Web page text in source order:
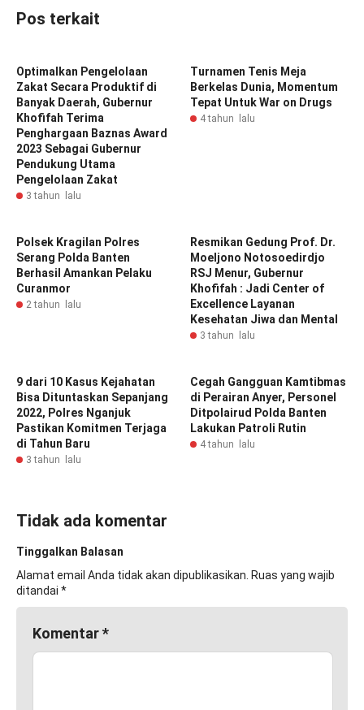
Pos terkait
Optimalkan Pengelolaan
Zakat Secara Produktif di
Banyak Daerah, Gubernur
Khofifah Terima
Penghargaan Baznas Award
2023 Sebagai Gubernur
Pendukung Utama
Pengelolaan Zakat
3 tahun lalu
Turnamen Tenis Meja
Berkelas Dunia, Momentum
Tepat Untuk War on Drugs
4 tahun lalu
Polsek Kragilan Polres
Serang Polda Banten
Berhasil Amankan Pelaku
Curanmor
2 tahun lalu
Resmikan Gedung Prof. Dr.
Moeljono Notosoedirdjo
RSJ Menur, Gubernur
Khofifah : Jadi Center of
Excellence Layanan
Kesehatan Jiwa dan Mental
3 tahun lalu
9 dari 10 Kasus Kejahatan
Bisa Dituntaskan Sepanjang
2022, Polres Nganjuk
Pastikan Komitmen Terjaga
di Tahun Baru
3 tahun lalu
Cegah Gangguan Kamtibmas
di Perairan Anyer, Personel
Ditpolairud Polda Banten
Lakukan Patroli Rutin
4 tahun lalu
Tidak ada komentar
Tinggalkan Balasan
Alamat email Anda tidak akan dipublikasikan. Ruas yang wajib
ditandai *
Komentar*